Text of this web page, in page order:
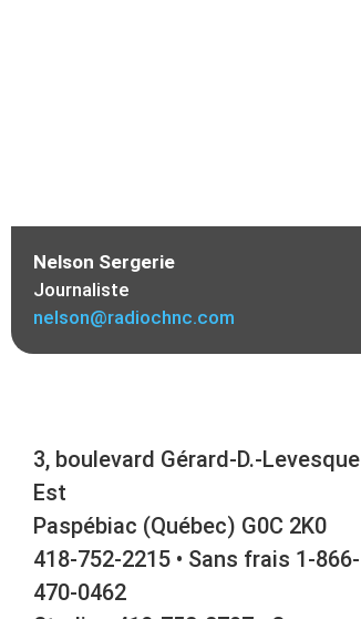
Nelson Sergerie
Journaliste
nelson@radiochnc.com
3, boulevard Gérard-D.-Levesque
Est
Paspébiac (Québec) G0C 2K0
418-752-2215 • Sans frais 1-866-
470-0462